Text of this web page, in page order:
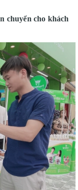
chuyển cho khách